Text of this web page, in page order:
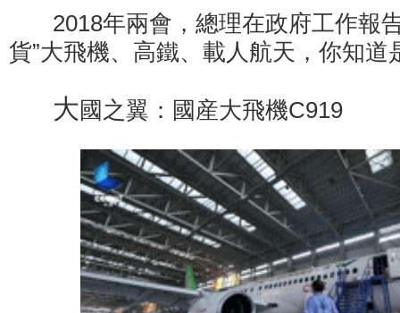
2018年兩會，總理在政府工作報
貨”大飛機、高鐵、載人航天，你知道
大國之翼：國産大飛機C919